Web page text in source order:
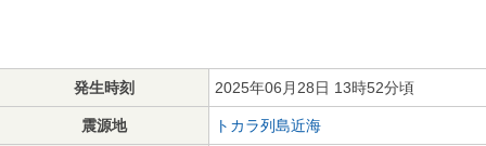
発生時刻 2025年06月28日 13時52分頃
震源地 トカラ列島近海